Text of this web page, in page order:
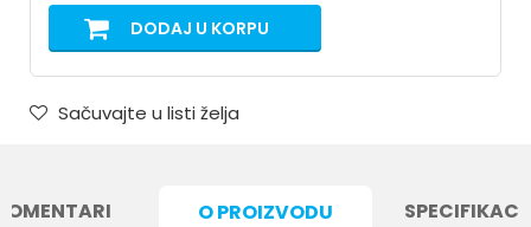
DODAJ U KORPU
Sačuvajte u listi želja
O PROIZVODU